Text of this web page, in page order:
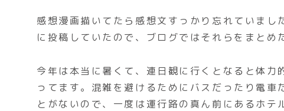
感想漫画描いてたら感想文すっかり忘れてい
に投稿していたので、ブログではそれらをまとめ
今年は本当に暑くて、連日観に行くとなると体
ってます。混雑を避けるためにバスだったり電
とがないので、一度は運行路の真ん前にあるホ